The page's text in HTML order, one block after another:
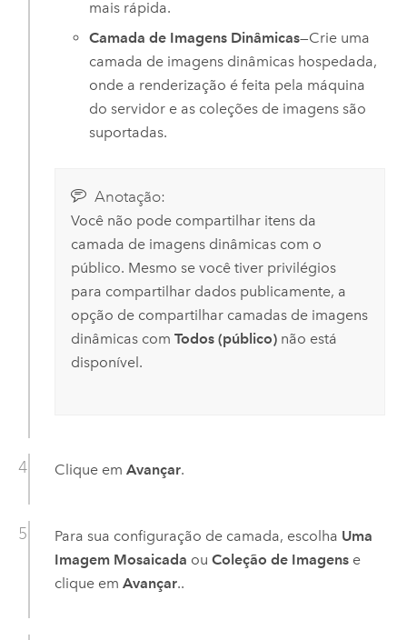
mais rápida.
Camada de Imagens Dinâmicas—Crie uma
camada de imagens dinâmicas hospedada,
onde a renderização é feita pela máquina
do servidor e as coleções de imagens são
suportadas.
Anotação:
Você não pode compartilhar itens da
camada de imagens dinâmicas com o
público. Mesmo se você tiver privilégios
para compartilhar dados publicamente, a
opção de compartilhar camadas de imagens
dinâmicas com Todos (público)não está
disponível.
Clique em Avançar.
Para sua configuração de camada, escolha Uma
Imagem Mosaicada ou Coleção de Imagense
clique em Avançar..